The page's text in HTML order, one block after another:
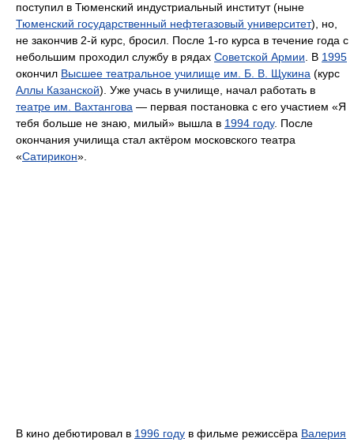
поступил в Тюменский индустриальный институт (ныне
Тюменский государственный нефтегазовый университет), но,
не закончив 2-й курс, бросил. После 1-го курса в течение года с
небольшим проходил службу в рядах Советской Армии. В 1995
окончил Высшее театральное училище им. Б. В. Щукина (курс
Аллы Казанской). Уже учась в училище, начал работать в
театре им. Вахтангова — первая постановка с его участием «Я
тебя больше не знаю, милый» вышла в 1994 году. После
окончания училища стал актёром московского театра
«Сатирикон».
В кино дебютировал в 1996 году в фильме режиссёра Валерия